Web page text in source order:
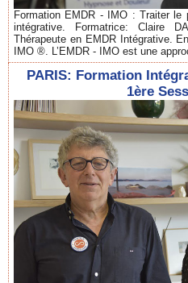
Formation EMDR - IMO : Traiter le
intégrative. Formatrice: Claire
Thérapeute en EMDR Intégrative.
IMO ®. L’EMDR - IMO est une
PARIS: Formation
1ère